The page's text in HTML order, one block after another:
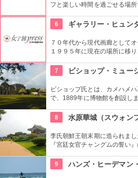
フと楽しい時間を過ごせる場
やフラなどの“授業”もありま
出になりそうですね。
6 ギャラリー・ヒュン
７０年代から現代画廊として
１９９５年に現在の場所に移
示できるスペースを設け、モ
る、国内最高のギャラリーとし
7 ビショップ・ミュー
ビショップ氏とは、カメハメ
で、1889年に博物館を創設し
や中の吹き抜け、インテリア
8 水原華城（スウォン
李氏朝鮮王朝末期に造られま
『宮廷女官チャングムの誓い
らいかけて歩いて回ることも
ともできます。
9 ハンズ・ヒーデマン